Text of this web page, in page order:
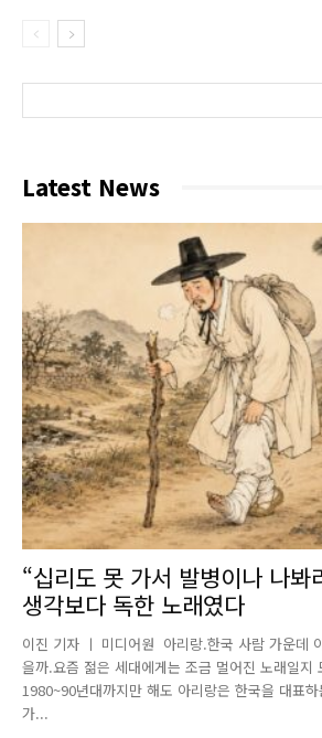
Latest News
“십리도 못 가서 발병이나 나
생각보다 독한 노래였다
이진 기자 ㅣ 미디어원 아리랑.한국 사람 가운데
을까.요즘 젊은 세대에게는 조금 멀어진 노래일지
1980~90년대까지만 해도 아리랑은 한국을 대표
가...